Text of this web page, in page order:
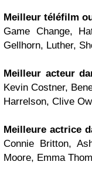
Meilleur téléfilm
Game Change,
Gellhorn, Luther,
Meilleur acteur
Kevin Costner,
Harrelson, Clive
Meilleure actrice
Connie Britton,
Moore, Emma